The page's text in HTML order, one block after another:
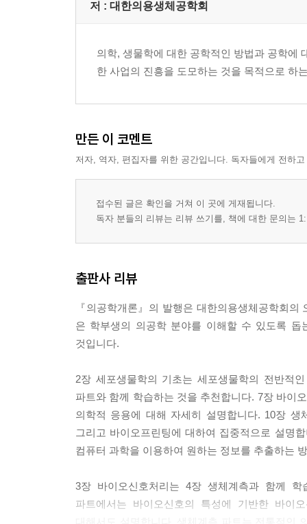
4. 단시간 푸리에 변환과 웨이블릿 변환
7. 앞으로의 전망
3. 신호의 조절과 데이터 획득
4. 전기안전
05-1 의료 초음파
1. 의료 초음파의 발전사
4. 치료 초음파
05-2 MRI
1. MRI 소개
2. MRI의 기본원리
05-3 라돈변환 기반 의료영상
1. 서론
2. 라돈변환과 의료영상
3. 라돈변환 기반 의료영상기기
5. 방사선과 물질의 상호작용
6. 방사선 검출 기술과 의료영상에서의 응용
저 : 대한의용생체공학회
의학, 생물학에 대한 공학적인 방법과 공학에
한 사업의 진흥을 도모하는 것을 목적으로 하
만든 이 코멘트
저자, 역자, 편집자를 위한 공간입니다. 독자들에게 전하
접수된 글은 확인을 거쳐 이 곳에 게재됩니다.
독자 분들의 리뷰는 리뷰 쓰기를, 책에 대한 문의는
출판사 리뷰
『의공학개론』의 발행은 대한의용생체공학회
은 학부생의 의공학 분야를 이해할 수 있도록
것입니다.
2장 세포생물학의 기초는 세포생물학의 전반적
파트와 함께 학습하는 것을 추천합니다. 7장 바이
의학적 응용에 대해 자세히 설명합니다. 10장
그리고 바이오프린팅에 대하여 집중적으로 설명
컴퓨터 과학을 이용하여 원하는 정보를 추출하는
3장 바이오신호처리는 4장 생체계측과 함께
파트에서는 바이오신호의 특성에 기반한 바이